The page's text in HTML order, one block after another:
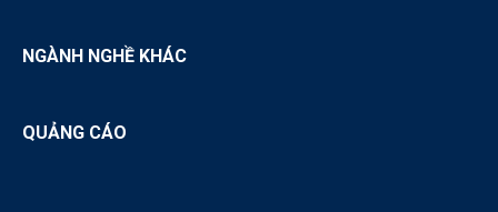
NGÀNH NGHỀ KHÁC
QUẢNG CÁO